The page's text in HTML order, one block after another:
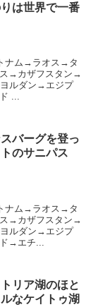
は世界で一番
ナム→ラオス→タ
→カザフスタン→
ルダン→エジプ
...
バーグを登っ
のサニパス
ナム→ラオス→タ
→カザフスタン→
ルダン→エジプ
→エチ...
リア湖のほと
なケイトゥ湖